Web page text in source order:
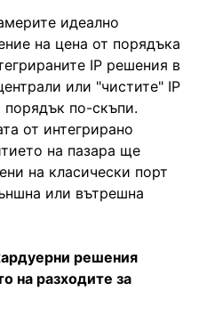
идеално
на цена от порядъка
IP решения в
или "чистите" IP
порядък по-скъпи.
от интегрирано
на пазара ще
на класически порт
или вътрешна
решения
на разходите за